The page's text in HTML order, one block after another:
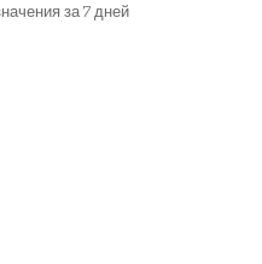
за 7 дней